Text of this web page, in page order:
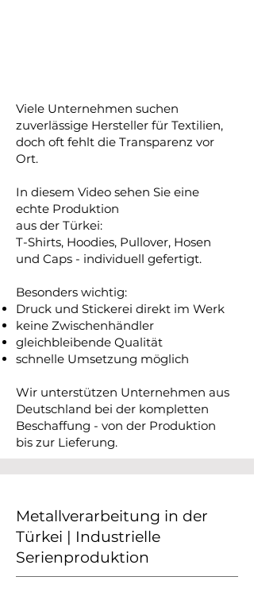
Viele Unternehmen suchen
zuverlässige Hersteller für Textilien,
doch oft fehlt die Transparenz vor
Ort.
In diesem Video sehen Sie eine
echte Produktion
aus der Türkei:
T-Shirts, Hoodies, Pullover, Hosen
und Caps - individuell gefertigt.
Besonders wichtig:
Druck und Stickerei direkt im Werk
keine Zwischenhändler
gleichbleibende Qualität
schnelle Umsetzung möglich
Wir unterstützen Unternehmen aus
Deutschland bei der kompletten
Beschaffung - von der Produktion
bis zur Lieferung.
Metallverarbeitung in der
Türkei | Industrielle
Serienproduktion